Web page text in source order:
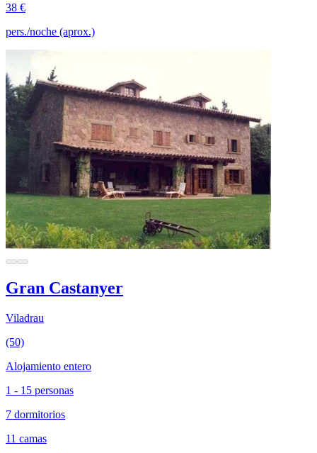
38 €
pers./noche (aprox.)
Gran Castanyer
Viladrau
(50)
Alojamiento entero
1 - 15 personas
7 dormitorios
11 camas